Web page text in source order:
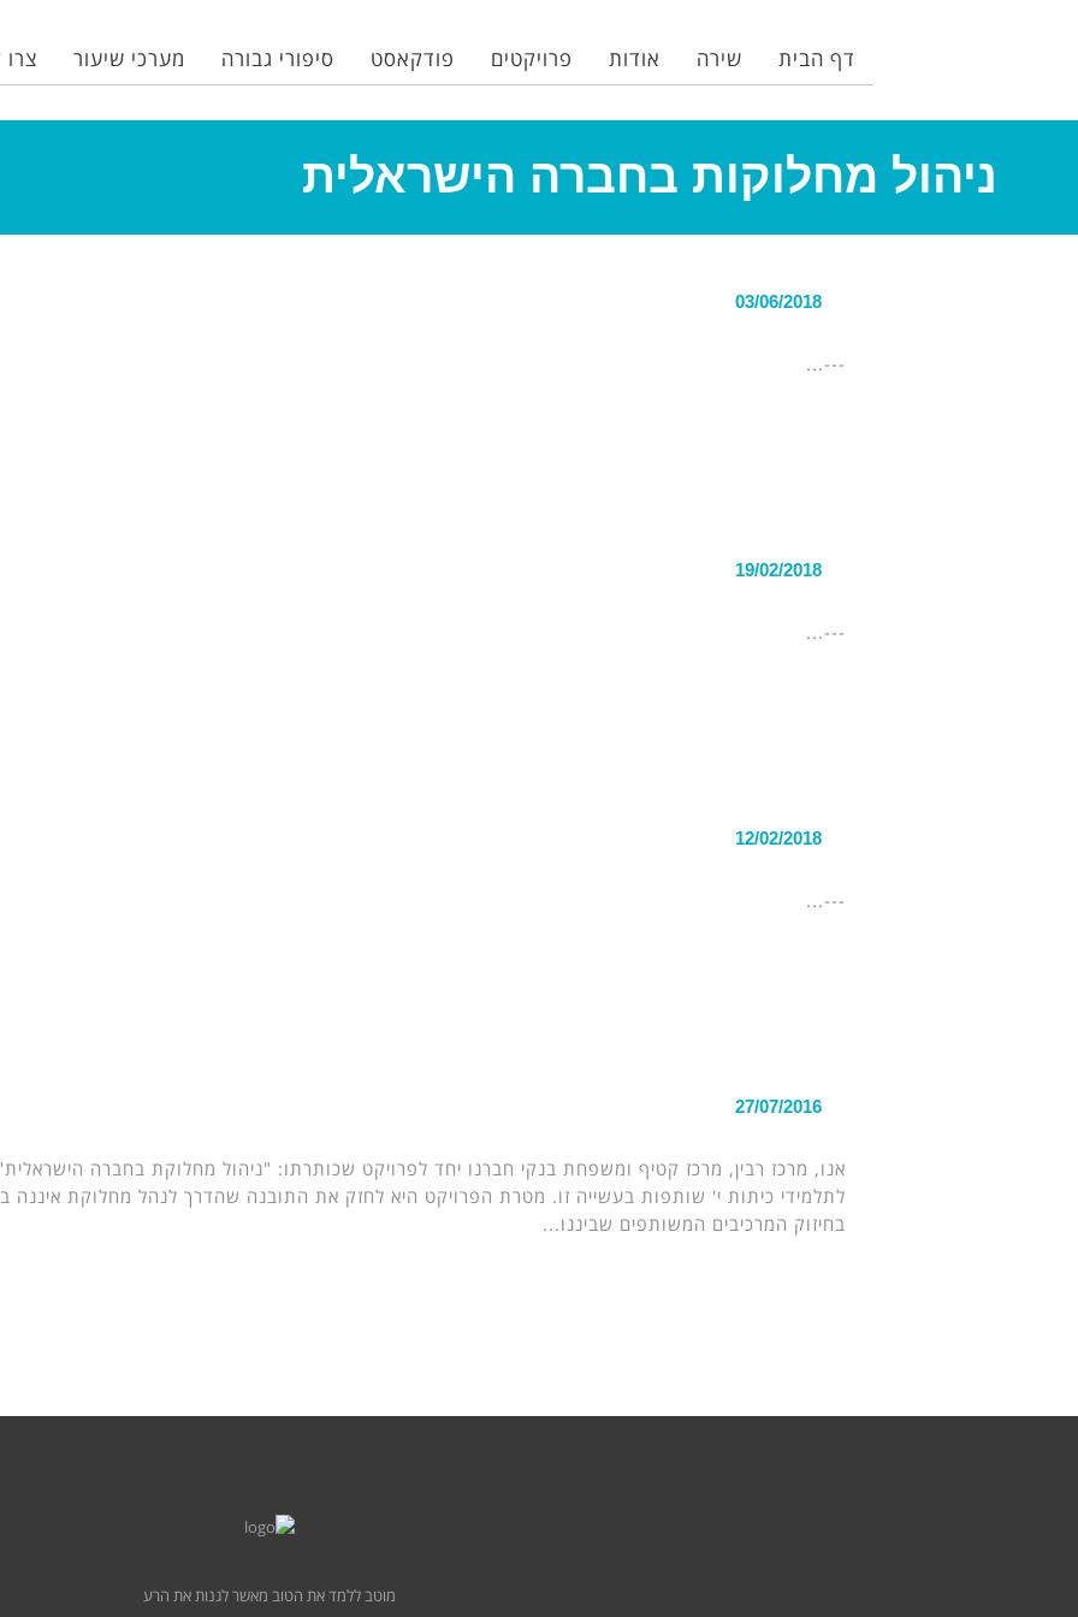
דף הבית שירה אודות פרויקטים פודקאסט סיפורי גבורה מערכי שיעור
ניהול מחלוקות בחברה הישראלית
03/06/2018
---...
19/02/2018
---...
12/02/2018
---...
27/07/2016
אנו, מרכז רבין, מרכז קטיף ומשפחת בנקי חברנו יחד לפרויקט שכותרתו: "ניהול מחלוקת בחברה הישראלית"
לתלמידי כיתות י' שותפות בעשייה זו. מטרת הפרויקט היא לחזק את התובנה שהדרך לנהל מחלוקת
בחיזוק המרכיבים המשותפים שביננו...
מוטב ללמד את הטוב מאשר לגנות את הרע